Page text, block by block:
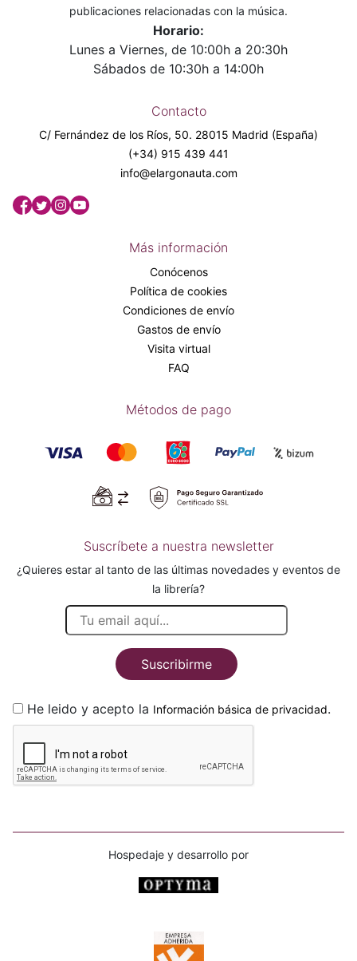
publicaciones relacionadas con la música.
Horario:
Lunes a Viernes, de 10:00h a 20:30h
Sábados de 10:30h a 14:00h
Contacto
C/ Fernández de los Ríos, 50. 28015 Madrid (España)
(+34) 915 439 441
info@elargonauta.com
Más información
Conócenos
Política de cookies
Condiciones de envío
Gastos de envío
Visita virtual
FAQ
Métodos de pago
Suscríbete a nuestra newsletter
¿Quieres estar al tanto de las últimas novedades y eventos de
la librería?
Suscribirme
He leido y acepto la Información básica de privacidad.
Hospedaje y desarrollo por